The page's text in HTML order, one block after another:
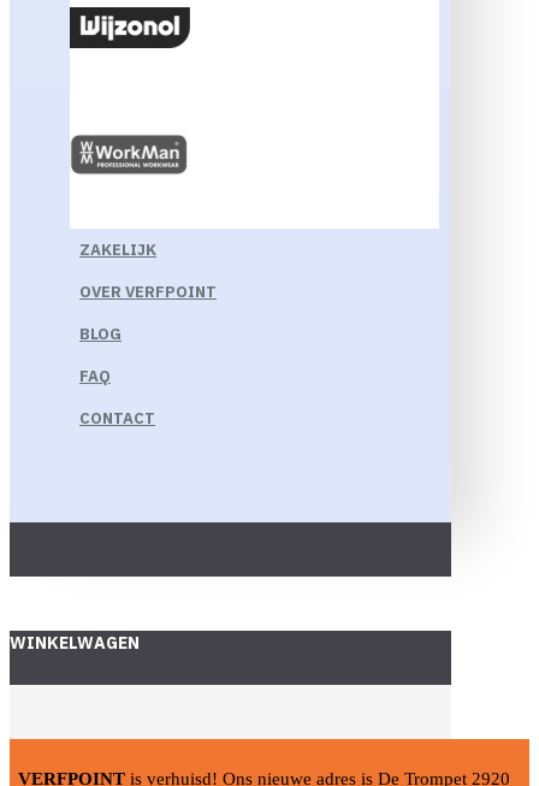
ZAKELIJK
OVER VERFPOINT
BLOG
FAQ
CONTACT
WINKELWAGEN
VERFPOINT is verhuisd! Ons nieuwe adres is De Trompet 2920